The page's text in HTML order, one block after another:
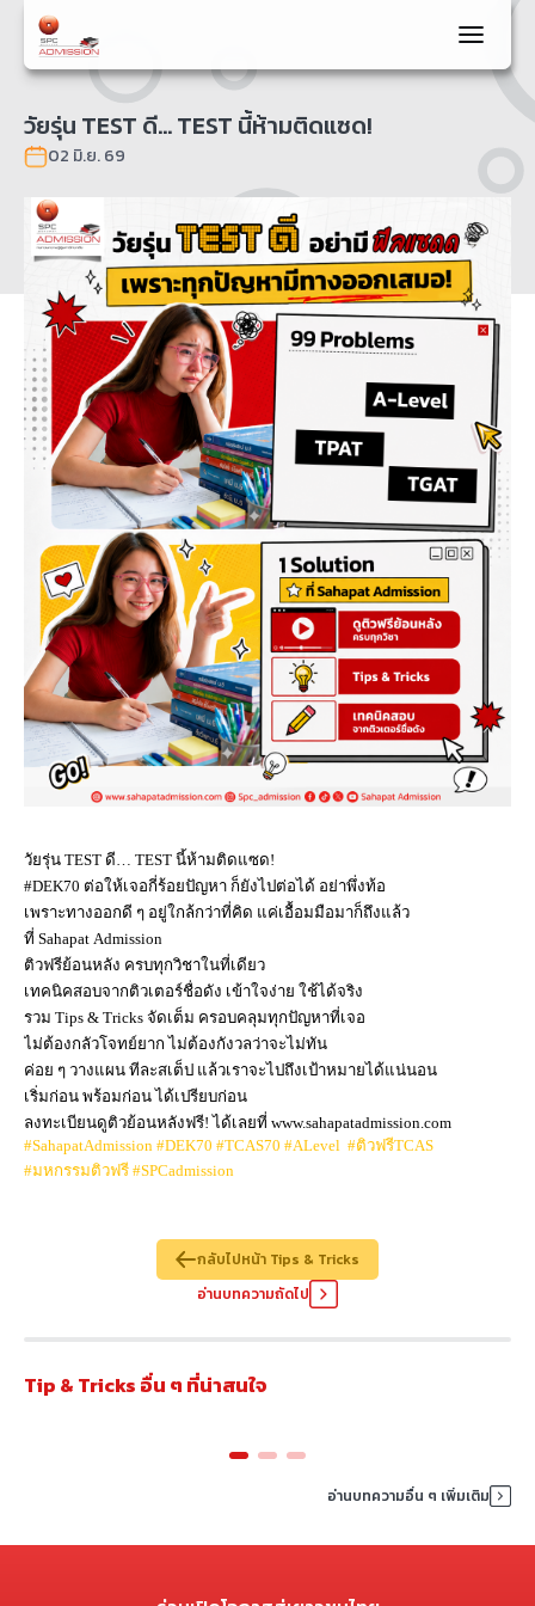
วัยรุ่น TEST ดี… TEST นี้ห้ามติดแซด!
02 มิ.ย. 69
วัยรุ่น TEST ดี… TEST นี้ห้ามติดแซด!
#DEK70 ต่อให้เจอกี่ร้อยปัญหา ก็ยังไปต่อได้ อย่าพึ่งท้อ
เพราะทางออกดี ๆ อยู่ใกล้กว่าที่คิด แค่เอื้อมมือมาก็ถึงแล้ว
ที่ Sahapat Admission
ติวฟรีย้อนหลัง ครบทุกวิชาในที่เดียว
เทคนิคสอบจากติวเตอร์ชื่อดัง เข้าใจง่าย ใช้ได้จริง
รวม Tips & Tricks จัดเต็ม ครอบคลุมทุกปัญหาที่เจอ
ไม่ต้องกลัวโจทย์ยาก ไม่ต้องกังวลว่าจะไม่ทัน
ค่อย ๆ วางแผน ทีละสเต็ป แล้วเราจะไปถึงเป้าหมายได้แน่นอน
เริ่มก่อน พร้อมก่อน ได้เปรียบก่อน
ลงทะเบียนดูติวย้อนหลังฟรี! ได้เลยที่ www.sahapatadmission.com
#SahapatAdmission #DEK70 #TCAS70 #ALevel #ติวฟรีTCAS
#มหกรรมติวฟรี #SPCadmission
กลับไปหน้า Tips & Tricks
อ่านบทความถัดไป
Tip & Tricks อื่น ๆ ที่น่าสนใจ
03 ส.ค. 69
อ่านบทความอื่น ๆ เพิ่มเติม